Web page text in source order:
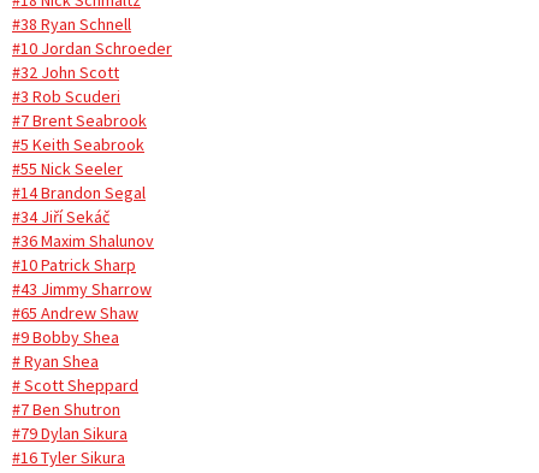
#38 Ryan Schnell
#10 Jordan Schroeder
#32 John Scott
#3 Rob Scuderi
#7 Brent Seabrook
#5 Keith Seabrook
#55 Nick Seeler
#14 Brandon Segal
#34 Jiří Sekáč
#36 Maxim Shalunov
#10 Patrick Sharp
#43 Jimmy Sharrow
#65 Andrew Shaw
#9 Bobby Shea
# Ryan Shea
# Scott Sheppard
#7 Ben Shutron
#79 Dylan Sikura
#16 Tyler Sikura